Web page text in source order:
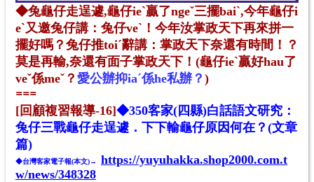
◆兔龜仔走逞遽,龜仔ieˋ贏了ngeˇ三擺baiˋ,今年龜仔i
eˋ又邀兔仔講：兔仔veˋ！今年汝掌政天下再來拼一
擺好嗎？兔仔推toiˊ辭講：掌政天下奈還有時間！？
莫是再輸,奈還有面子掌政天下！ (龜仔ieˋ贏好hau了
veˇ係meˇ？ 愛公辦抑iaˊ係he私辦？ )
===
[回顧複習報導-16]◆350客家(四縣)白話語文研究：
兔仔三戰龜仔走逞遽．下下輸龜仔原因何在？(文章
篇)
◆台灣客家電子報(本文)→
https://yuyuhakka.shop2000.com.t
w/news/348328